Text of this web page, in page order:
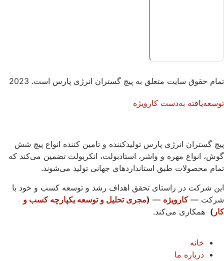
تمام حقوق سایت متعلق به پیچ گستران انرژی پارس است. 2023
توسعه‌یافته به‌دست کارویژه
پیچ گستران انرژی پارس تولیدکننده و تامین کننده انواع پیچ شش
گوش، انواع مهره و واشر ، استادبولت، انکربولت تضمین می‌کند که
تمام محصولات طبق استانداردهای جهانی تولید می‌شوند.
این شرکت در راستای تحقق اهداف رشد و توسعه کسب و خود با
شرکت —کارویژه —
(مجری تحلیل و توسعه یکپارچه کسب و
کار ) همکاری می‌کند.
خانه
درباره ما